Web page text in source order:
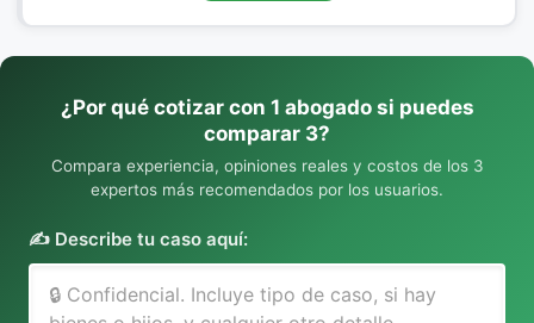
¿Por qué cotizar con 1 abogado si puedes
comparar 3?
Compara experiencia, opiniones reales y costos de los 3
expertos más recomendados por los usuarios.
✍️ Describe tu caso aquí: